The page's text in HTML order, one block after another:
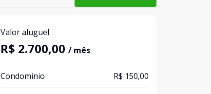
Valor aluguel
R$ 2.700,00 / mês
Condomínio R$ 150,00